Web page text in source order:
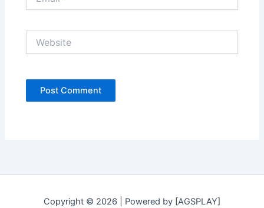
Copyright © 2026 | Powered by [AGSPLAY]